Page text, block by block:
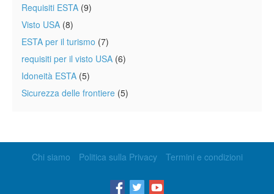
Requisiti ESTA (9)
Visto USA (8)
ESTA per il turismo (7)
requisiti per il visto USA (6)
Idoneità ESTA (5)
Sicurezza delle frontiere (5)
Chi siamo Politica sulla Privacy Termini e condizioni